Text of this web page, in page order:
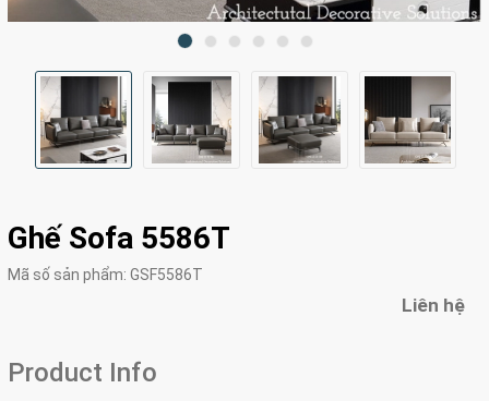
Ghế Sofa 5586T
Mã số sản phẩm: GSF5586T
Liên hệ
Product Info